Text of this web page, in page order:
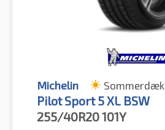
Michelin Sommerdæk
Pilot Sport 5 XL BSW
255/40R20101Y